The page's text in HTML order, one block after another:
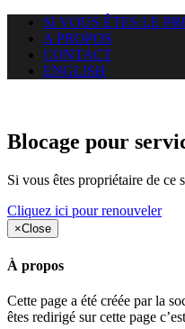
SI VOUS ÊTES LE
A PROPOS
CONTACT
ENGLISH
Blocage pour
Si vous êtes propriétaire de ce
Cliquez ici pour renouveler
×Close
À propos
Cette page a été créée par la
êtes redirigé sur cette page